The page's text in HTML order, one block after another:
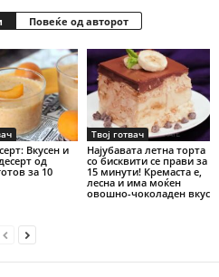
Повеќе од авторот
Вкусен и
од
за 10
Твој готвач
Најубавата летна торта
со бисквити се прави за
15 минути! Кремаста е,
лесна и има моќен
овошно-чоколаден вкус